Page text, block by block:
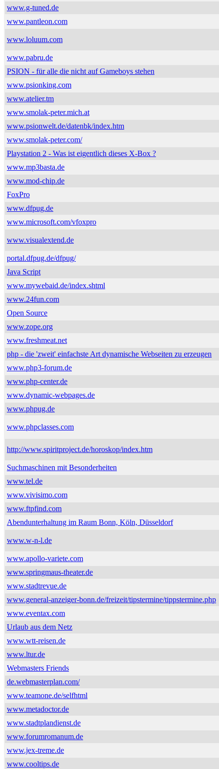
www.g-tuned.de
www.pantleon.com
www.loluum.com
www.pabru.de
PSION - für alle die nicht auf Gameboys stehen
www.psionking.com
www.atelier.tm
www.smolak-peter.mich.at
www.psionwelt.de/datenbk/index.htm
www.smolak-peter.com/
Playstation 2 - Was ist eigentlich dieses X-Box ?
www.mp3basta.de
www.mod-chip.de
FoxPro
www.dfpug.de
www.microsoft.com/vfoxpro
www.visualextend.de
portal.dfpug.de/dfpug/
Java Script
www.mywebaid.de/index.shtml
www.24fun.com
Open Source
www.zope.org
www.freshmeat.net
php - die 'zweit' einfachste Art dynamische Webseiten zu erzeugen
www.php3-forum.de
www.php-center.de
www.dynamic-webpages.de
www.phpug.de
www.phpclasses.com
http://www.spiritproject.de/horoskop/index.htm
Suchmaschinen mit Besonderheiten
www.tel.de
www.vivisimo.com
www.ftpfind.com
Abendunterhaltung im Raum Bonn, Köln, Düsseldorf
www.w-n-l.de
www.apollo-variete.com
www.springmaus-theater.de
www.stadtrevue.de
www.general-anzeiger-bonn.de/freizeit/tipstermine/tippstermine.php
www.eventax.com
Urlaub aus dem Netz
www.wtt-reisen.de
www.ltur.de
Webmasters Friends
de.webmasterplan.com/
www.teamone.de/selfhtml
www.metadoctor.de
www.stadtplandienst.de
www.forumromanum.de
www.jex-treme.de
www.cooltips.de